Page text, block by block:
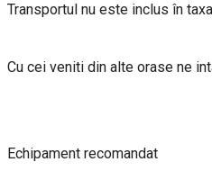
Transportul nu este inclus în
Cu cei veniti din alte orase ne
Echipament recomandat